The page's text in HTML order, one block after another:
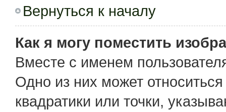
Вернуться к началу
Как я могу поместить
Вместе с именем
Одно из них может
квадратики или точки,